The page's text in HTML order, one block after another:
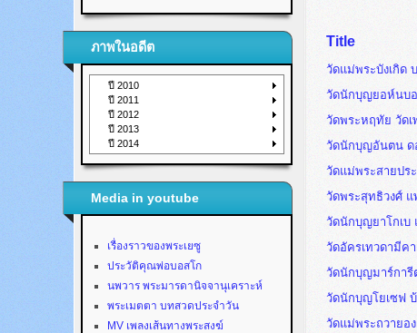
ภาพในอดีต
ปี 2010
ปี 2011
ปี 2012
ปี 2013
ปี 2014
Media in youtube
เรื่องราวของพระเยซู
ประวัติคุณพ่อบอสโก
นพวาร พระมารดานิจจานุเคราะห์
พระเมตตา บทสวดประจำวัน
MV เพลงเส้นทางพระสงฆ์
Title
วัดแม่พระบังเกิด
วัดนักบุญยอห์นบ
วัดพระหฤทัย วัดเ
วัดนักบุญอันตน ด
วัดแม่พระสายปร
วัดพระสุทธิวงศ์
วัดนักบุญยาโกเบ
วัดอัครเทวดามีค
วัดนักบุญมาร์การี
วัดนักบุญโยเซฟ
วัดแม่พระถวายอ